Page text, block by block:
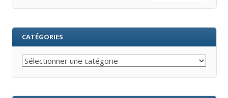
CATÉGORIES
Catégories